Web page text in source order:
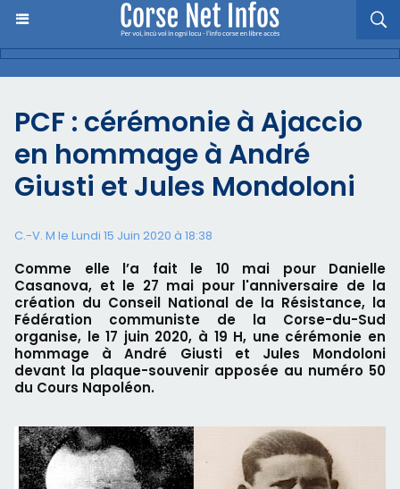
PCF : cérémonie à Ajaccio
en hommage à André
Giusti et Jules Mondoloni
C.-V. M le Lundi 15 Juin 2020 à 18:38
Comme elle l’a fait le 10 mai pour Danielle
Casanova, et le 27 mai pour l'anniversaire de la
création du Conseil National de la Résistance, la
Fédération communiste de la Corse-du-Sud
organise, le 17 juin 2020, à 19 H, une cérémonie en
hommage à André Giusti et Jules Mondoloni
devant la plaque-souvenir apposée au numéro 50
du Cours Napoléon.